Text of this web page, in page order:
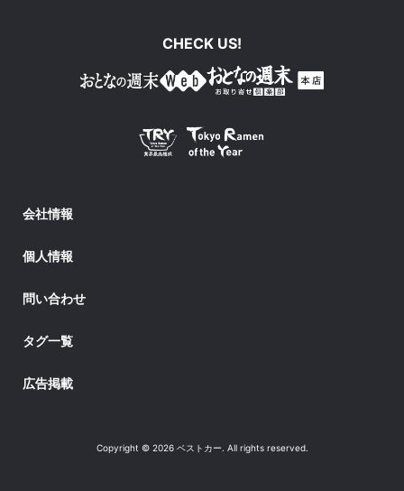
CHECK US!
会社情報
個人情報
問い合わせ
タグ一覧
広告掲載
Copyright © 2026 ベストカー. All rights reserved.